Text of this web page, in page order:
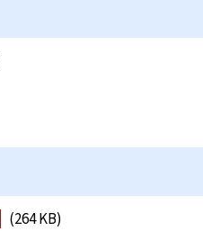
(264 KB)